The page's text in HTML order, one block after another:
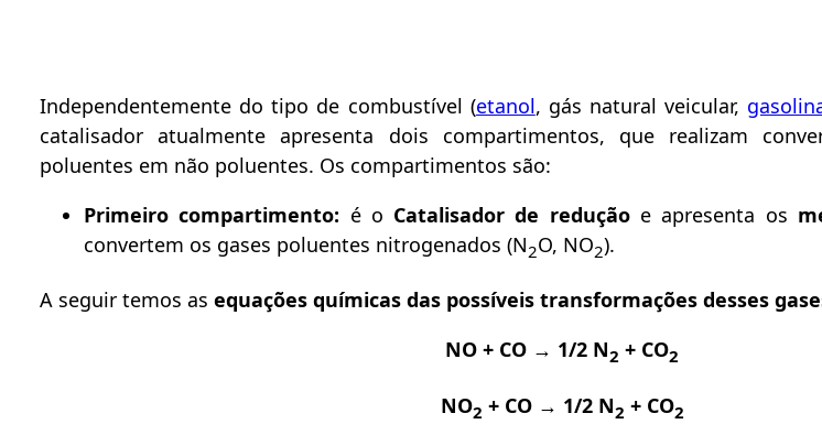
Independentemente do tipo de combustível (etanol, gás natural veicular,
catalisador atualmente apresenta dois compartimentos, que realizam
poluentes em não poluentes. Os compartimentos são:
Primeiro compartimento: é o Catalisador de redução e apresenta os
convertem os gases poluentes nitrogenados (N2O, NO2).
A seguir temos as equações químicas das possíveis transformações desses
NO + CO → 1/2 N2 + CO2
NO2 + CO → 1/2 N2 + CO2